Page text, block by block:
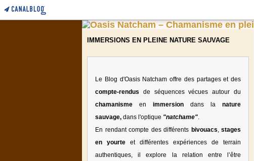
IMMERSIONS EN PLEINE NATURE SAUVAGE
Le Blog d'Oasis Natcham offre des partages et des
compte-rendus de séquences vécues autour du
chamanisme en immersion dans la nature
sauvage, dans l'optique "natchame".
En rendant compte des différents bivouacs, stages
en yourte et différentes expériences de terrain
authentiques, il explore la relation entre l’être